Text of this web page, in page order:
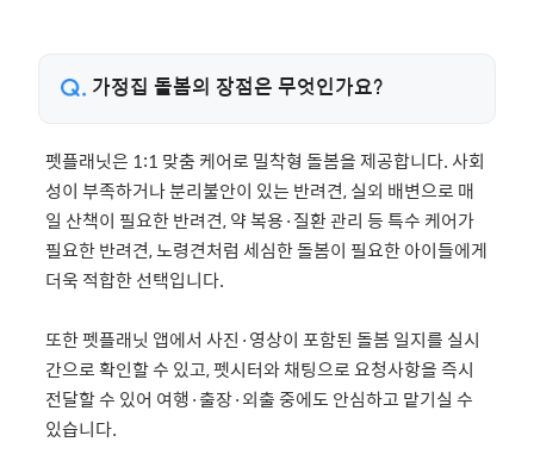
가정집 돌봄의 장점은 무엇인가요?
펫플래닛은 1:1 맞춤 케어로 밀착형 돌봄을 제공합니다. 사회
성이 부족하거나 분리불안이 있는 반려견, 실외 배변으로 매
일 산책이 필요한 반려견, 약 복용·질환 관리 등 특수 케어가
필요한 반려견, 노령견처럼 세심한 돌봄이 필요한 아이들에게
더욱 적합한 선택입니다.
또한 펫플래닛 앱에서 사진·영상이 포함된 돌봄 일지를 실시
간으로 확인할 수 있고, 펫시터와 채팅으로 요청사항을 즉시
전달할 수 있어 여행·출장·외출 중에도 안심하고 맡기실 수
있습니다.